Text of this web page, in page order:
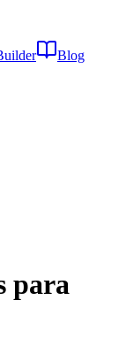
Blog
para